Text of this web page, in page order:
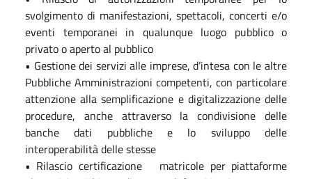
svolgimento di manifestazioni, spettacoli, concerti e/o
eventi temporanei in qualunque luogo pubblico o
privato o aperto al pubblico
• Gestione dei servizi alle imprese, d’intesa con le altre
Pubbliche Amministrazioni competenti, con particolare
attenzione alla semplificazione e digitalizzazione delle
procedure, anche attraverso la condivisione delle
banche dati pubbliche e lo sviluppo delle
interoperabilità delle stesse
• Rilascio certificazione matricole per piattaforme